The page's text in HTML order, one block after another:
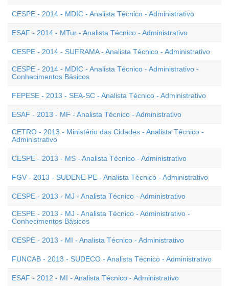
CESPE - 2014 - MDIC - Analista Técnico - Administrativo
ESAF - 2014 - MTur - Analista Técnico - Administrativo
CESPE - 2014 - SUFRAMA - Analista Técnico - Administrativo
CESPE - 2014 - MDIC - Analista Técnico - Administrativo -
Conhecimentos Básicos
FEPESE - 2013 - SEA-SC - Analista Técnico - Administrativo
ESAF - 2013 - MF - Analista Técnico - Administrativo
CETRO - 2013 - Ministério das Cidades - Analista Técnico -
Administrativo
CESPE - 2013 - MS - Analista Técnico - Administrativo
FGV - 2013 - SUDENE-PE - Analista Técnico - Administrativo
CESPE - 2013 - MJ - Analista Técnico - Administrativo
CESPE - 2013 - MJ - Analista Técnico - Administrativo -
Conhecimentos Básicos
CESPE - 2013 - MI - Analista Técnico - Administrativo
FUNCAB - 2013 - SUDECO - Analista Técnico - Administrativo
ESAF - 2012 - MI - Analista Técnico - Administrativo